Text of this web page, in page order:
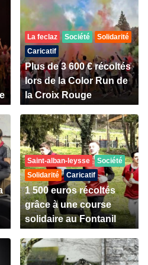
La feclaz Société
Solidarité
Caricatif
Plus de 3 600 € récoltés
lors de la Color Run de
la Croix Rouge
Saint-alban-leysse
Société
Solidarité
Caricatif
1 500 euros récoltés
grâce à une course
solidaire au Fontanil